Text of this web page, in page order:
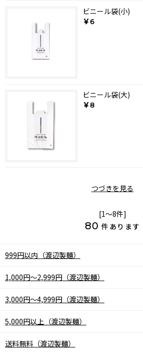
ビニール袋(小)
￥6
ビニール袋(大)
￥8
つづきを見る
[1～8件]
80 件あります
999円以内（渡辺製麺）
1,000円～2,999円（渡辺製麺）
3,000円～4,999円（渡辺製麺）
5,000円以上（渡辺製麺）
送料無料（渡辺製麺）